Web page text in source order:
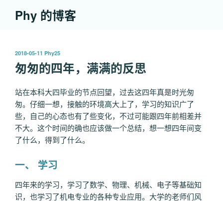
Phy 的博客
发
布
于
2018-05-11 Phy25
匆匆的四年，满满的反思
站在本科大四毕业的节点回望，过去这四年真是时光匆
匆。仔细一想，接触的环境高大上了，学习的知识广了
些，自己的心态也有了些变化，不过可能跟四年前相差并
不大。这个时间的确也应该做一个总结，想一想四年间变
了什么，得到了什么。
一、 学习
四年来的学习，学习了数学、物理、机械、电子等基础知
识，也学习了机电专业的各种专业应用。大学的老师们风